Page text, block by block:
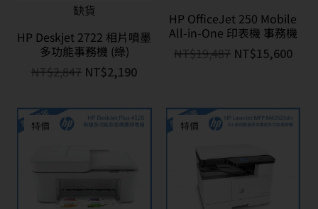
缺貨
HP Deskjet 2722 相片噴墨
多功能事務機 (綠)
NT$2,847 NT$2,190
HP OfficeJet 250 Mobile
All-in-One 印表機 事務機
NT$19,487 NT$15,600
特價 特價